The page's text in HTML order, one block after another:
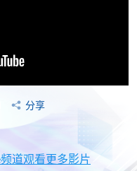
分享
道观看更多影片